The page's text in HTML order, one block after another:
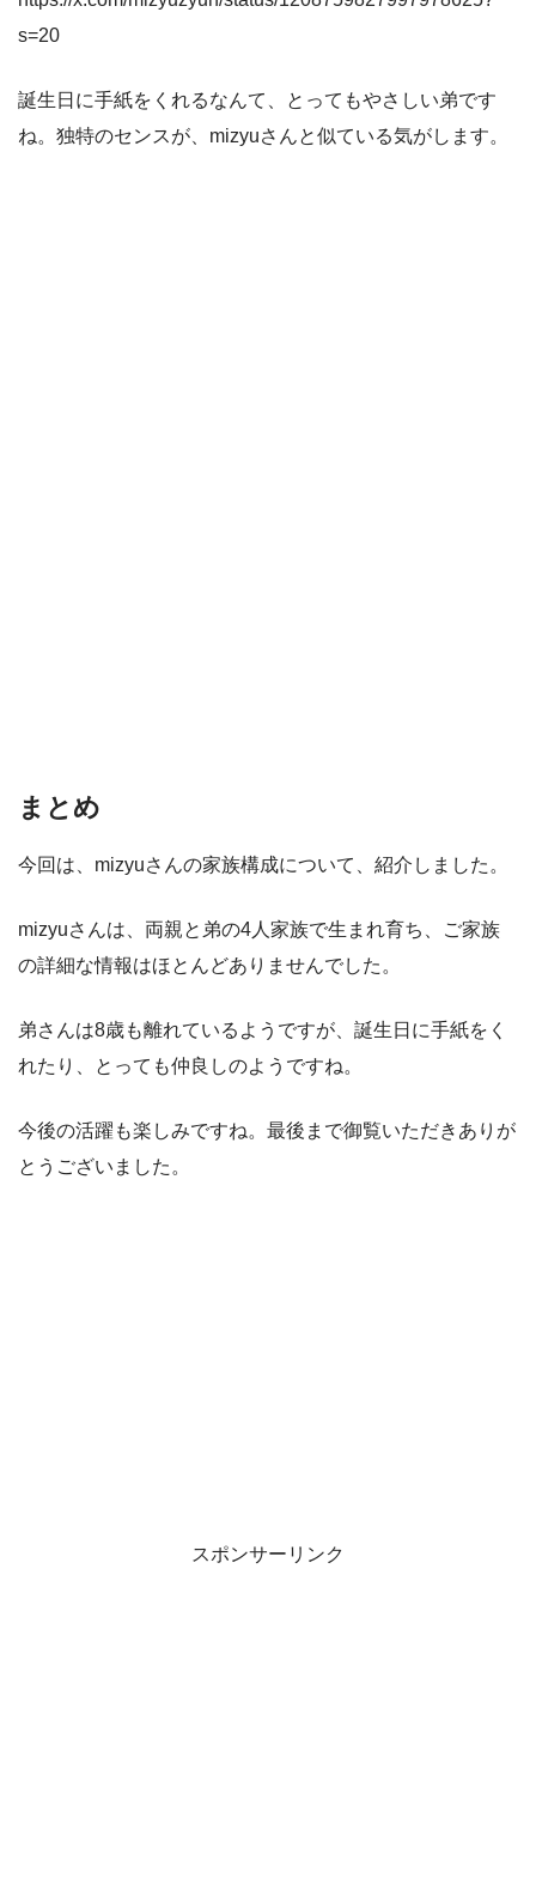
s=20
誕生日に手紙をくれるなんて、とってもやさしい弟です
ね。独特のセンスが、mizyuさんと似ている気がします。
まとめ
今回は、mizyuさんの家族構成について、紹介しました。
mizyuさんは、両親と弟の4人家族で生まれ育ち、ご家族
の詳細な情報はほとんどありませんでした。
弟さんは8歳も離れているようですが、誕生日に手紙をく
れたり、とっても仲良しのようですね。
今後の活躍も楽しみですね。最後まで御覧いただきありが
とうございました。
スポンサーリンク